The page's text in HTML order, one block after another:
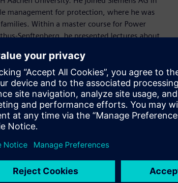
management for protection, where he was
Within a master course for Power
Senftenberg, he presented lectures about
but continued his university
Systems
Engineer in 1993, he has been working in
Since September 2023 he is working as
in Siemens Power Academy.